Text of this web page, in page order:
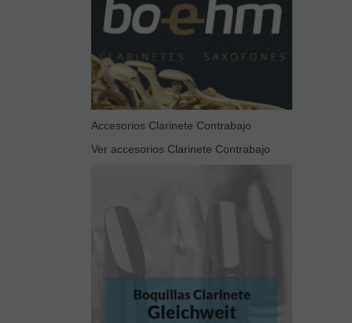
Accesorios Clarinete Contrabajo
Ver accesorios Clarinete Contrabajo